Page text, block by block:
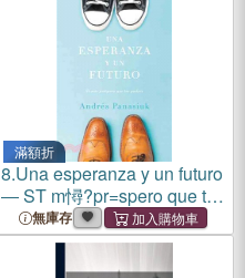
滿額折
8.Una esperanza y un futuro
― ST m憳?pr=spero que tus
padres
無庫存